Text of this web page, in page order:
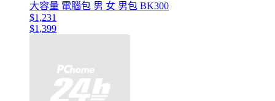
大容量 電腦包 男 女 男包 BK300
$1,231
$1,399